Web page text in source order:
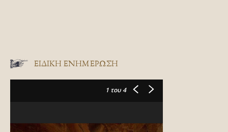
ΕΙΔΙΚΉ ΕΝΗΜΈΡΩΣΗ
1 του 4